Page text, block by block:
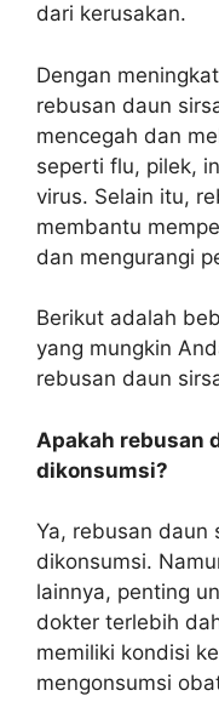
dari kerusakan.
Dengan
rebusan daun
mencegah dan
seperti flu, pilek,
virus. Selain itu,
membantu
dan mengurangi
Berikut adalah
yang mungkin
rebusan daun
Apakah rebusan
dikonsumsi?
Ya, rebusan daun
dikonsumsi.
lainnya, penting
dokter terlebih
memiliki kondisi
mengonsumsi